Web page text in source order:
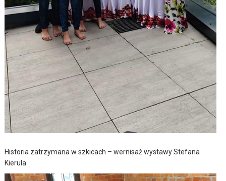
Historia zatrzymana w szkicach – wernisaż wystawy Stefana
Kierula